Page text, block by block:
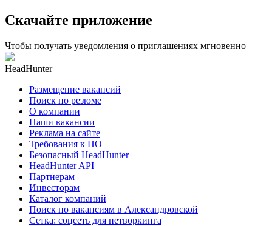
Скачайте приложение
Чтобы получать уведомления о приглашениях мгновенно
HeadHunter
Размещение вакансий
Поиск по резюме
О компании
Наши вакансии
Реклама на сайте
Требования к ПО
Безопасный HeadHunter
HeadHunter API
Партнерам
Инвесторам
Каталог компаний
Поиск по вакансиям в Александровской
Сетка: соцсеть для нетворкинга